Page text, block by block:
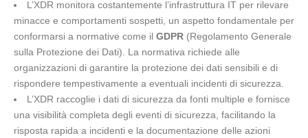
L’XDR monitora costantemente l’infrastruttura IT per rilevare
minacce e comportamenti sospetti, un aspetto fondamentale per
conformarsi a normative come il GDPR (Regolamento Generale
sulla Protezione dei Dati). La normativa richiede alle
organizzazioni di garantire la protezione dei dati sensibili e di
rispondere tempestivamente a eventuali incidenti di sicurezza.
L’XDR raccoglie i dati di sicurezza da fonti multiple e fornisce
una visibilità completa degli eventi di sicurezza, facilitando la
risposta rapida a incidenti e la documentazione delle azioni